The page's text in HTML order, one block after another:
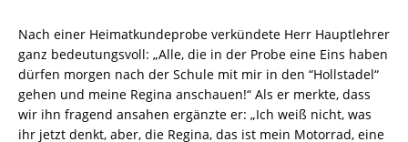
Nach einer Heimatkundeprobe verkündete Herr Hauptlehrer
ganz bedeutungsvoll: „Alle, die in der Probe eine Eins haben
dürfen morgen nach der Schule mit mir in den “Hollstadel“
gehen und meine Regina anschauen!“ Als er merkte, dass
wir ihn fragend ansahen ergänzte er: „Ich weiß nicht, was
ihr jetzt denkt, aber, die Regina, das ist mein Motorrad, eine